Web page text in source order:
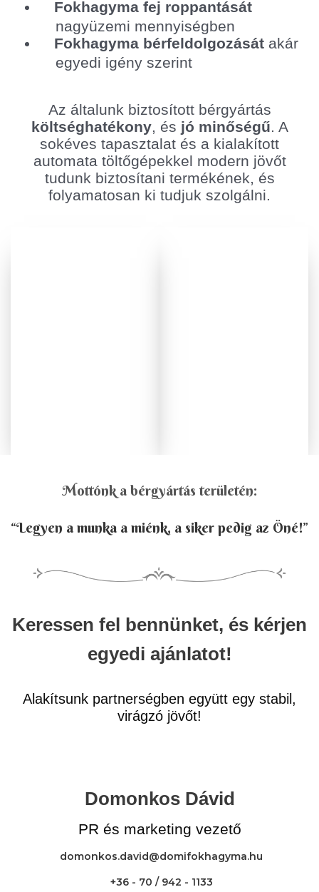
Fokhagyma fej roppantását
nagyüzemi mennyiségben
Fokhagyma bérfeldolgozását akár
egyedi igény szerint
Az általunk biztosított bérgyártás
költséghatékony, és jó minőségű. A
sokéves tapasztalat és a kialakított
automata töltőgépekkel modern jövőt
tudunk biztosítani termékének, és
folyamatosan ki tudjuk szolgálni.
Mottónk a bérgyártás területén:
“Legyen a munka a miénk, a siker pedig az Öné!”
Keressen fel bennünket, és kérjen
egyedi ajánlatot!
Alakítsunk partnerségben együtt egy stabil,
virágzó jövőt!
Domonkos Dávid
PR és marketing vezető
domonkos.david@domifokhagyma.hu
+36 - 70 / 942 - 1133